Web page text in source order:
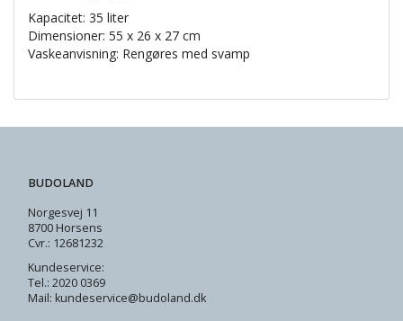
Kapacitet: 35 liter
Dimensioner: 55 x 26 x 27 cm
Vaskeanvisning: Rengøres med svamp
BUDOLAND
Norgesvej 11
8700 Horsens
Cvr.: 12681232
Kundeservice:
Tel.: 2020 0369
Mail: kundeservice@budoland.dk